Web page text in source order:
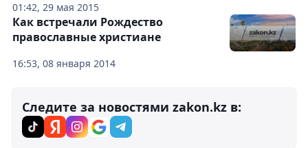
01:42, 29 мая 2015
16:53, 08 января 2014
Как встречали Рождество
православные христиане
Следите за новостями zakon.kz в: